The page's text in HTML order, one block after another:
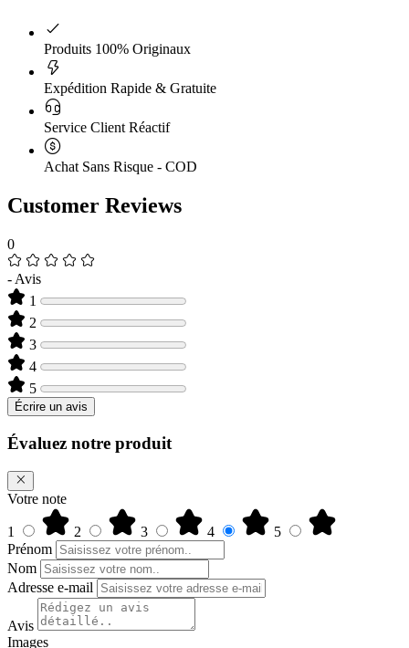
Produits 100% Originaux
Expédition Rapide & Gratuite
Service Client Réactif
Achat Sans Risque - COD
Customer Reviews
0
- Avis
1
2
3
4
5
Écrire un avis
Évaluez notre produit
Votre note
1 2 3 4
5
Prénom
Nom
Adresse e-mail
Avis
Images